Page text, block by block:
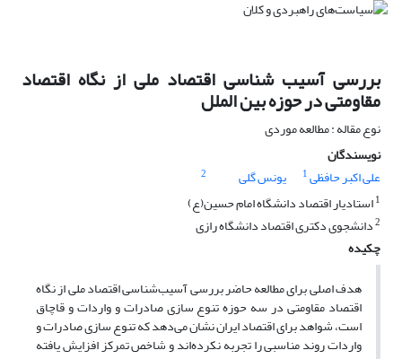
بررسی آسیب شناسی اقتصاد ملی از نگاه اقتصاد
مقاومتی در حوزه بین الملل
نوع مقاله : مطالعه موردی
نویسندگان
علی اکبر حافظی1 یونس گلی
2
1استادیار اقتصاد دانشگاه امام حسین(ع)
2دانشجوی دکتری اقتصاد دانشگاه رازی
چکیده
هدف اصلی برای مطالعه حاضر بررسی آسیب‌شناسی اقتصاد ملی از نگاه
اقتصاد مقاومتی در سه حوزه تنوع سازی صادرات و واردات و قاچاق
است، شواهد برای اقتصاد ایران نشان می‌دهد که تنوع سازی صادرات و
واردات روند مناسبی را تجربه نکرده‌اند و شاخص تمرکز افزایش یافته